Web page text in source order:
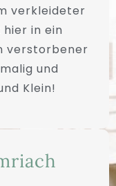
verkleideter
in ein
verstorbener
und
Klein!